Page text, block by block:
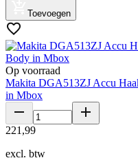
Toevoegen
Op voorraad
Makita DGA513ZJ Accu
in Mbox
221 ,99
excl. btw